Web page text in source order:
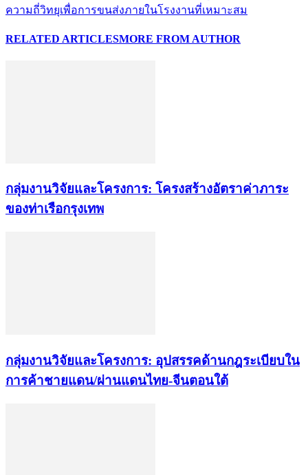
ความถี่วิทยุเพื่อการขนส่งภายในโรงงานที่เหมาะสม
RELATED ARTICLESMORE FROM AUTHOR
กลุ่มงานวิจัยและโครงการ: โครงสร้างอัตราค่าภาระ
ของท่าเรือกรุงเทพ
กลุ่มงานวิจัยและโครงการ: อุปสรรคด้านกฎระเบียบใน
การค้าชายแดน/ผ่านแดนไทย-จีนตอนใต้